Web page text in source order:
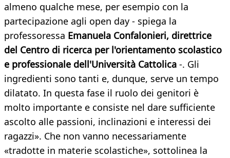
almeno qualche mese, per esempio con la
partecipazione agli open day - spiega la
professoressa Emanuela Confalonieri, direttrice
del Centro di ricerca per l'orientamento scolastico
e professionale dell'Università Cattolica -. Gli
ingredienti sono tanti e, dunque, serve un tempo
dilatato. In questa fase il ruolo dei genitori è
molto importante e consiste nel dare sufficiente
ascolto alle passioni, inclinazioni e interessi dei
ragazzi». Che non vanno necessariamente
«tradotte in materie scolastiche», sottolinea la